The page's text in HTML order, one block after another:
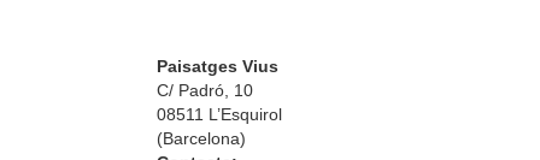
Paisatges Vius
C/ Padró, 10
08511 L’Esquirol
(Barcelona)